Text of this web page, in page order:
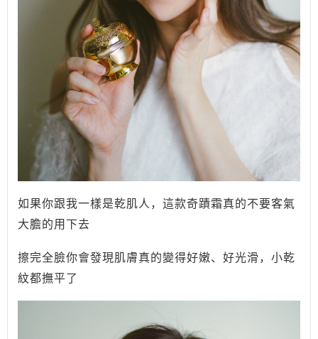
如果你跟我一樣是乾肌人，這款奇蹟霜真的不要客氣
大膽的用下去
擦完全臉你會發現肌膚真的變得好嫩、好光滑，小乾
紋都撫平了